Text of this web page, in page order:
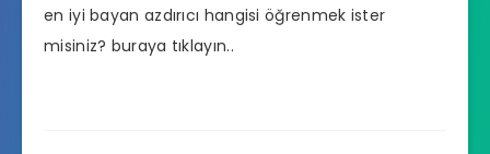
en iyi bayan azdırıcı hangisi öğrenmek ister
misiniz? buraya tıklayın..